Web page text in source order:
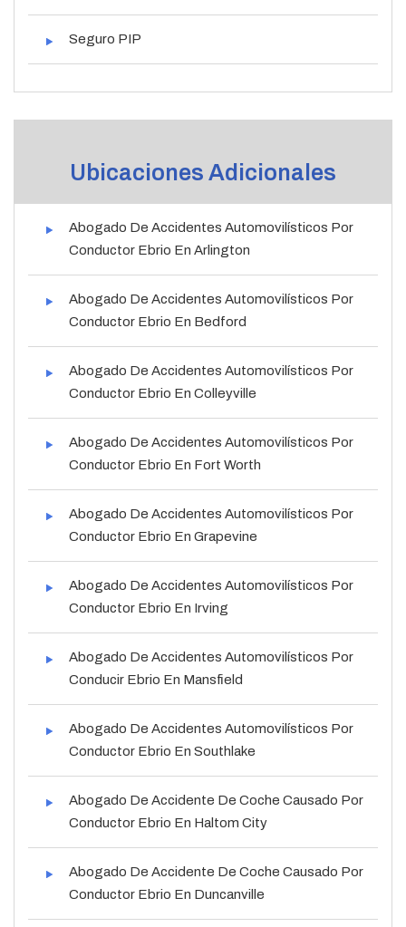
Seguro PIP
Ubicaciones Adicionales
Abogado De Accidentes Automovilísticos Por
Conductor Ebrio En Arlington
Abogado De Accidentes Automovilísticos Por
Conductor Ebrio En Bedford
Abogado De Accidentes Automovilísticos Por
Conductor Ebrio En Colleyville
Abogado De Accidentes Automovilísticos Por
Conductor Ebrio En Fort Worth
Abogado De Accidentes Automovilísticos Por
Conductor Ebrio En Grapevine
Abogado De Accidentes Automovilísticos Por
Conductor Ebrio En Irving
Abogado De Accidentes Automovilísticos Por
Conducir Ebrio En Mansfield
Abogado De Accidentes Automovilísticos Por
Conductor Ebrio En Southlake
Abogado De Accidente De Coche Causado Por
Conductor Ebrio En Haltom City
Abogado De Accidente De Coche Causado Por
Conductor Ebrio En Duncanville